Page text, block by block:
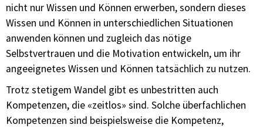
nicht nur Wissen und Können erwerben, sondern dieses
Wissen und Können in unterschiedlichen Situationen
anwenden können und zugleich das nötige
Selbstvertrauen und die Motivation entwickeln, um ihr
angeeignetes Wissen und Können tatsächlich zu nutzen.
Trotz stetigem Wandel gibt es unbestritten auch
Kompetenzen, die «zeitlos» sind. Solche überfachlichen
Kompetenzen sind beispielsweise die Kompetenz,